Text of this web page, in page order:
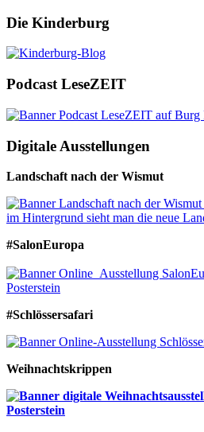
Die Kinderburg
Podcast LeseZEIT
Digitale Ausstellungen
Landschaft nach der Wismut
#SalonEuropa
#Schlössersafari
Weihnachtskrippen